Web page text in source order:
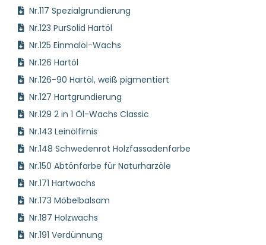
Nr.117 Spezialgrundierung
Nr.123 PurSolid Hartöl
Nr.125 Einmalöl-Wachs
Nr.126 Hartöl
Nr.126-90 Hartöl, weiß pigmentiert
Nr.127 Hartgrundierung
Nr.129 2 in 1 Öl-Wachs Classic
Nr.143 Leinölfirnis
Nr.148 Schwedenrot Holzfassadenfarbe
Nr.150 Abtönfarbe für Naturharzöle
Nr.171 Hartwachs
Nr.173 Möbelbalsam
Nr.187 Holzwachs
Nr.191 Verdünnung